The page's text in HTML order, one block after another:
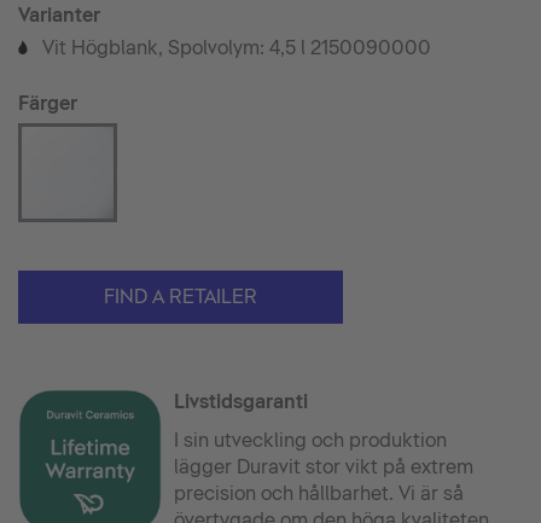
Varianter
© Vit Högblank, Spolvolym: 4,5 l 2150090000
Färger
FIND A RETAILER
Livstidsgaranti
I sin utveckling och produktion
lägger Duravit stor vikt på extrem
precision och hållbarhet. Vi är så